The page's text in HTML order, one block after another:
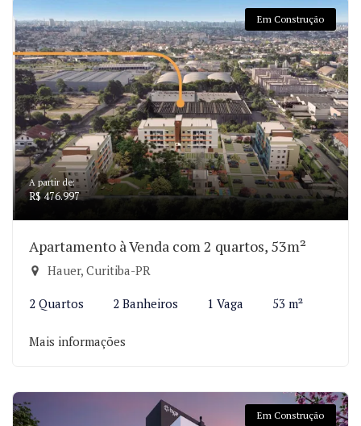
Em Construção
A partir de:
R$ 476.997
Apartamento à Venda com 2 quartos, 53m²
Hauer, Curitiba-PR
2 Quartos 2 Banheiros 1 Vaga 53 m²
Mais informações
Em Construção